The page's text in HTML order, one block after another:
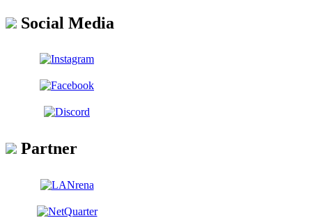
Social Media
Partner